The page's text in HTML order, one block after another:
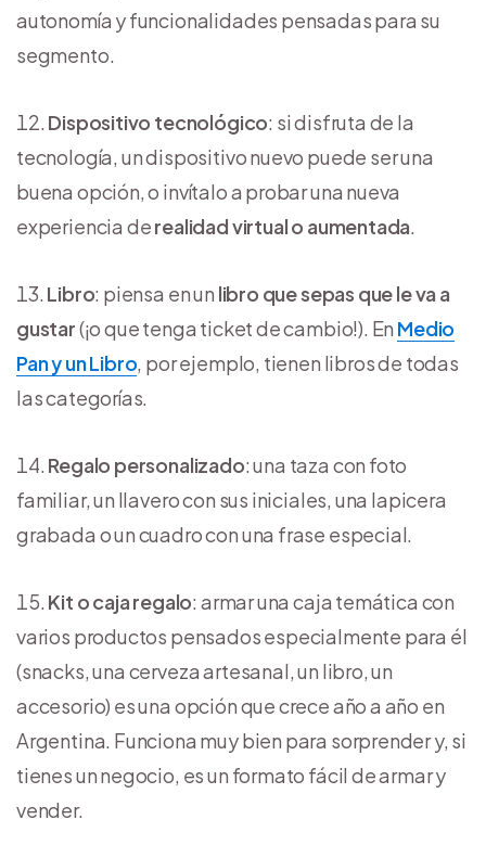
autonomía y funcionalidades pensadas para su
segmento.
Dispositivo tecnológico: si disfruta de la
tecnología, un dispositivo nuevo puede ser una
buena opción, o invítalo a probar una nueva
experiencia derealidad virtual o aumentada.
Libro: piensa en un libro que sepas que le va a
gustar(¡o que tenga ticket de cambio!). En Medio
Pan y un Libro, por ejemplo, tienen libros de todas
las categorías.
Regalo personalizado: una taza con foto
familiar, un llavero con sus iniciales, una lapicera
grabada o un cuadro con una frase especial.
Kit o caja regalo: armar una caja temática con
varios productos pensados especialmente para él
(snacks, una cerveza artesanal, un libro, un
accesorio) es una opción que crece año a año en
Argentina. Funciona muy bien para sorprender y, si
tienes un negocio, es un formato fácil de armar y
vender.